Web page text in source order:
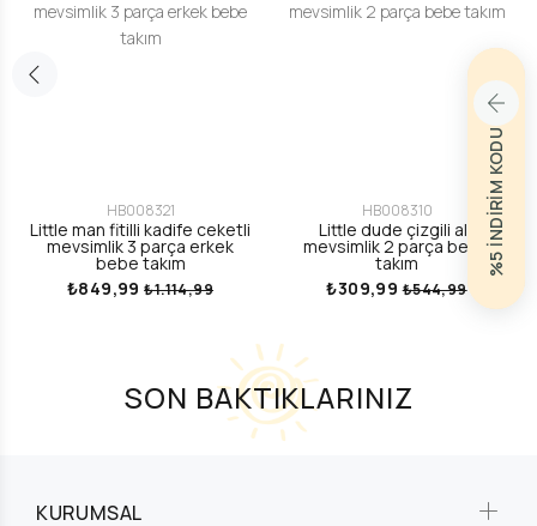
HB008321
Little man fitilli kadife ceketli
mevsimlik 3 parça erkek
bebe takım
₺849,99₺1.114,99
HB008310
Little dude çizgili alt
mevsimlik 2 parça bebe
takım
₺309,99₺544,99
SON BAKTIKLARINIZ
KURUMSAL
%5 İNDİRİM KODU